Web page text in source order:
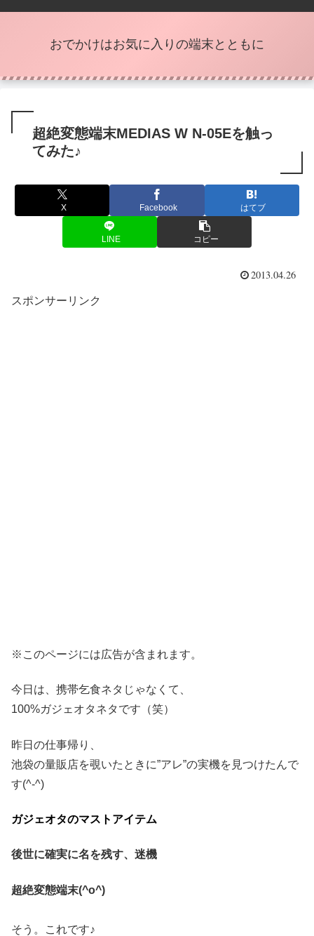
おでかけはお気に入りの端末とともに
超絶変態端末MEDIAS W N-05Eを触っ
てみた♪
X Facebook はてブ
LINE コピー
2013.04.26
スポンサーリンク
※このページには広告が含まれます。
今日は、携帯乞食ネタじゃなくて、
100%ガジェオタネタです（笑）
昨日の仕事帰り、
池袋の量販店を覗いたときに”アレ”の実機を見つけたんで
す(^-^)
ガジェオタのマストアイテム
後世に確実に名を残す、迷機
超絶変態端末(^o^)
そう。これです♪